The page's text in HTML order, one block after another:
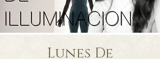
Lunes De